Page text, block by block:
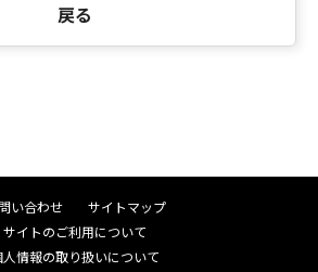
加しました。
［製本詳細］ダイアログに追加し
への変更点
戻る
い合わせ
サイトマップ
サイトのご利用について
人情報の取り扱いについて